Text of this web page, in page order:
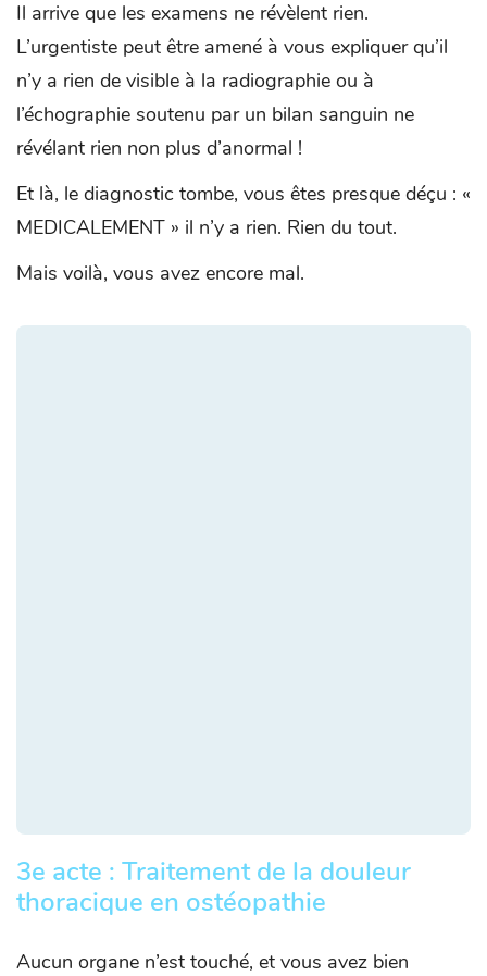
Il arrive que les examens ne révèlent rien.
L’urgentiste peut être amené à vous expliquer qu’il
n’y a rien de visible à la radiographie ou à
l’échographie soutenu par un bilan sanguin ne
révélant rien non plus d’anormal !
Et là, le diagnostic tombe, vous êtes presque déçu : «
MEDICALEMENT » il n’y a rien. Rien du tout.
Mais voilà, vous avez encore mal.
3e acte : Traitement de la douleur
thoracique en ostéopathie
Aucun organe n’est touché, et vous avez bien